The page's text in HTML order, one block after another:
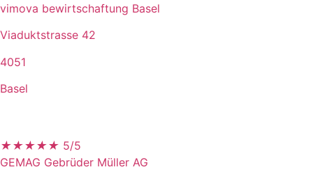
vimova bewirtschaftung Basel
Viaduktstrasse 42
4051
Basel
★★★★★ 5/5
GEMAG Gebrüder Müller AG